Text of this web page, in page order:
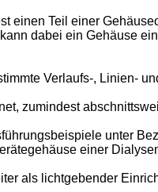
einen Teil einer
dabei ein Gehäuse
Verlaufs-, Linien-
zumindest
unter
einer
als lichtgebender